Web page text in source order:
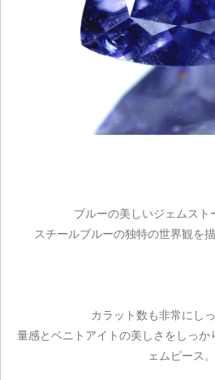
ブルーの美しいジェムスト
スチールブルーの独特の世界観を
カラット数も非常にしっ
量感とベニトアイトの美しさをしっか
ェムピース。